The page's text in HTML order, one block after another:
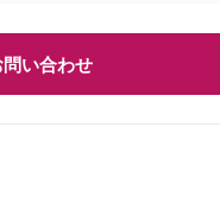
問い合わせ